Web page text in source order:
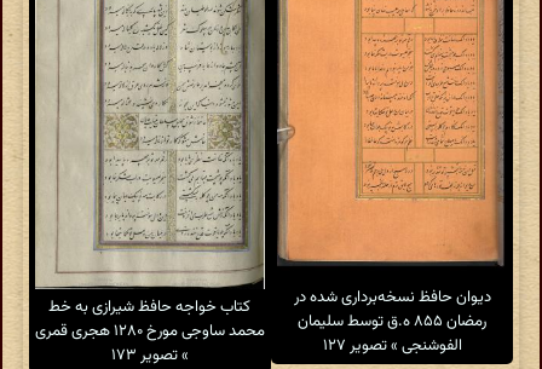
دیوان حافظ نسخه‌برداری شده در
رمضان ۸۵۵ ه.ق توسط سلیمان
الفوشنجی » تصویر ۱۲۷
کتاب خواجه حافظ شیرازی به خط
محمد ساوجی مورخ ۱۲۸۰ هجری قمری
» تصویر ۱۷۳